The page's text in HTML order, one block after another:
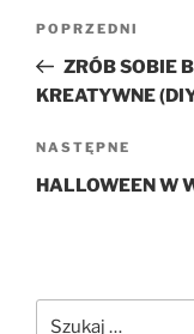
Nawigacja
wpisu
Poprzedni
wpis
POPRZEDNI
ZRÓB SOBIE
KREATYWNE
Następny
wpis
NASTĘPNE
HALLOWEEN W